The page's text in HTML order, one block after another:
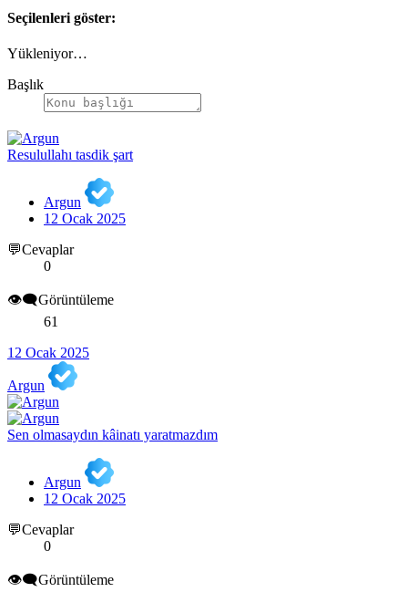
Seçilenleri göster:
Yükleniyor…
Başlık
Resulullahı tasdik şart
Argun
12 Ocak 2025
💬Cevaplar
0
👁️‍🗨️Görüntüleme
61
12 Ocak 2025
Argun
Sen olmasaydın kâinatı yaratmazdım
Argun
12 Ocak 2025
💬Cevaplar
0
👁️‍🗨️Görüntüleme